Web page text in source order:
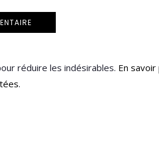
réduire les indésirables. En
.